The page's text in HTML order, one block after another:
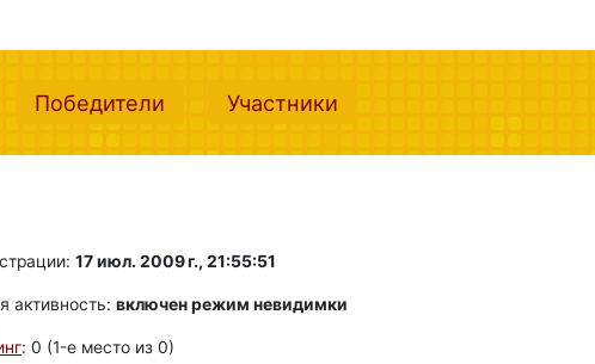
Победители (current)Участники
17 июл. 2009 г., 21:55:51
активность: включен режим невидимки
: 0 (1-e место из 0)